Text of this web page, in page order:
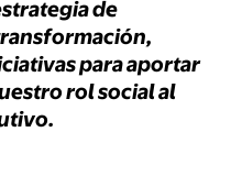
de
para aportar
rol social al